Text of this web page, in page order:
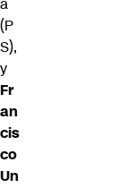
(P
S),
y
Fr
an
cis
co
Un